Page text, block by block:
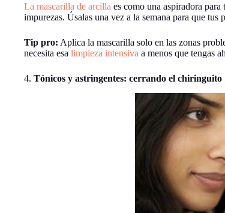
La mascarilla de arcilla es como una aspiradora
impurezas. Úsalas una vez a la semana para que tus
Tip pro: Aplica la mascarilla solo en las zonas
necesita esa limpieza intensiva a menos que tengas
4. Tónicos y astringentes: cerrando el chiringuito